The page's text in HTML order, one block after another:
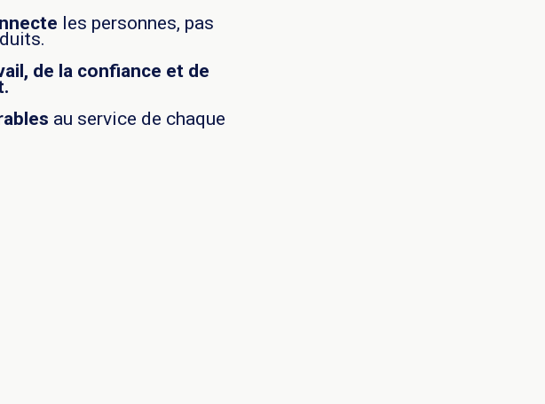
les personnes, pas
de la confiance et de
au service de chaque